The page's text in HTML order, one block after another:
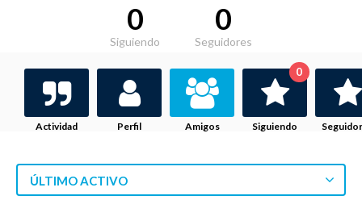
0
Siguiendo
0
Seguidores
Actividad Perfil Amigos Siguiendo
0
ÚLTIMO ACTIVO